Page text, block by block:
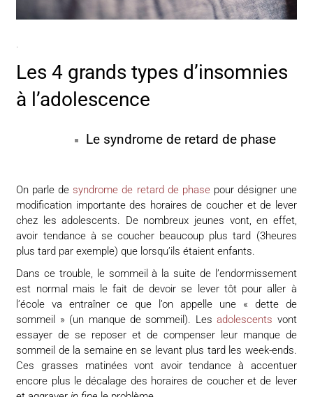
.
Les 4 grands types d’insomnies
à l’adolescence
Le syndrome de retard de phase
On parle de syndrome de retard de phasepour désigner une
modification importante des horaires de coucher et de lever
chez les adolescents. De nombreux jeunes vont, en effet,
avoir tendance à se coucher beaucoup plus tard (3heures
plus tard par exemple) que lorsqu’ils étaient enfants.
Dans ce trouble, le sommeil à la suite de l’endormissement
est normal mais le fait de devoir se lever tôt pour aller à
l’école va entraîner ce que l’on appelle une « dette de
sommeil » (un manque de sommeil). Lesadolescents vont
essayer de se reposer et de compenser leur manque de
sommeil de la semaine en se levant plus tard les week-ends.
Ces grasses matinées vont avoir tendance à accentuer
encore plus le décalage des horaires de coucher et de lever